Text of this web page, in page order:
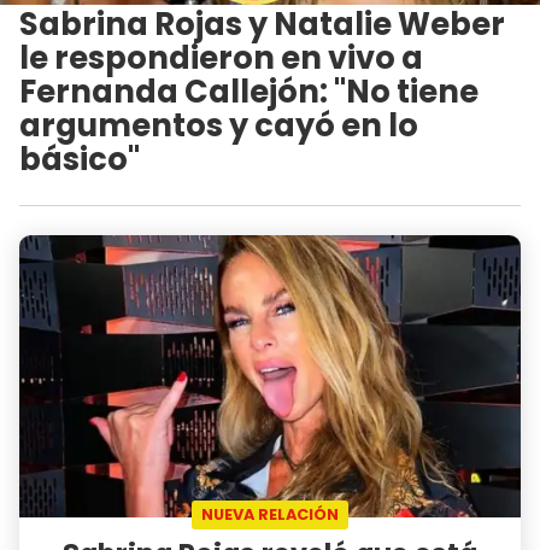
Sabrina Rojas y Natalie Weber
le respondieron en vivo a
Fernanda Callejón: "No tiene
argumentos y cayó en lo
básico"
NUEVA RELACIÓN